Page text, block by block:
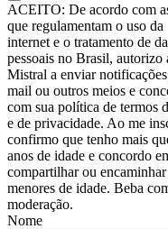
ACEITO: De acordo com
que regulamentam o uso da
internet e o tratamento de
pessoais no Brasil, autorizo
Mistral a enviar
mail ou outros meios e
com sua política de termos
e de privacidade. Ao me
confirmo que tenho mais
anos de idade e concordo
compartilhar ou encaminhar
menores de idade. Beba
moderação.
Nome